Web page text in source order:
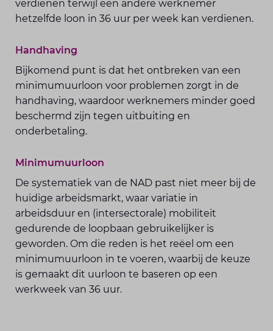
verdienen terwijl een andere werknemer
hetzelfde loon in 36 uur per week kan verdienen.
Handhaving
Bijkomend punt is dat het ontbreken van een
minimumuurloon voor problemen zorgt in de
handhaving, waardoor werknemers minder goed
beschermd zijn tegen uitbuiting en
onderbetaling.
Minimumuurloon
De systematiek van de NAD past niet meer bij de
huidige arbeidsmarkt, waar variatie in
arbeidsduur en (intersectorale) mobiliteit
gedurende de loopbaan gebruikelijker is
geworden. Om die reden is het reëel om een
minimumuurloon in te voeren, waarbij de keuze
is gemaakt dit uurloon te baseren op een
werkweek van 36 uur.